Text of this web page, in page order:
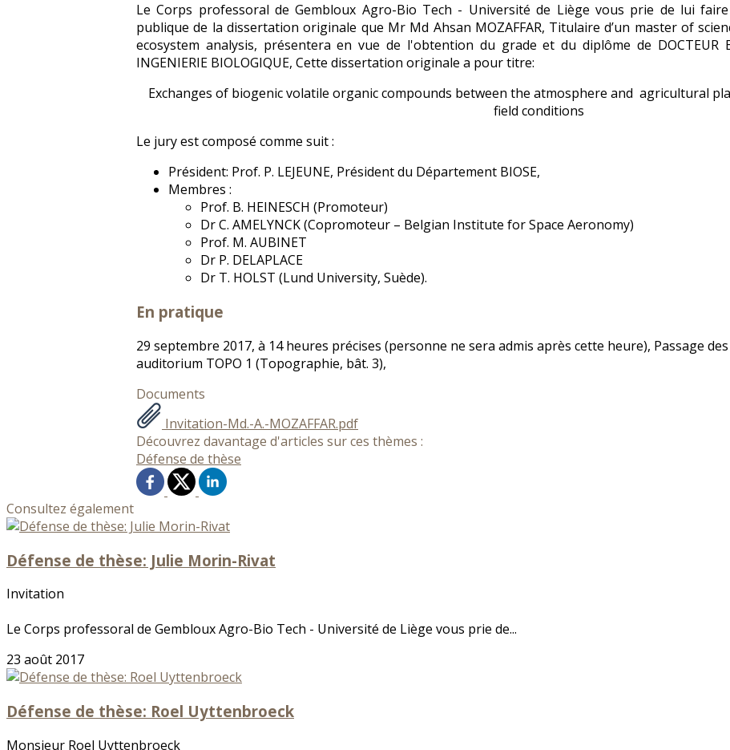
Le Corps professoral de Gembloux Agro-Bio Tech - Université de Liège vous prie de lui
publique de la dissertation originale que Mr Md Ahsan MOZAFFAR, Titulaire d’un master of
ecosystem analysis, présentera en vue de l'obtention du grade et du diplôme de DOCTEUR
INGENIERIE BIOLOGIQUE, Cette dissertation originale a pour titre:
Exchanges of biogenic volatile organic compounds between the atmosphere and agricultural
field conditions
Le jury est composé comme suit :
Président: Prof. P. LEJEUNE, Président du Département BIOSE,
Membres :
Prof. B. HEINESCH (Promoteur)
Dr C. AMELYNCK (Copromoteur – Belgian Institute for Space Aeronomy)
Prof. M. AUBINET
Dr P. DELAPLACE
Dr T. HOLST (Lund University, Suède).
En pratique
29 septembre 2017, à 14 heures précises (personne ne sera admis après cette heure), Passage
auditorium TOPO 1 (Topographie, bât. 3),
Documents
Invitation-Md.-A.-MOZAFFAR.pdf
Découvrez davantage d'articles sur ces thèmes :
Défense de thèse
Consultez également
Défense de thèse: Julie Morin-Rivat
Invitation
Le Corps professoral de Gembloux Agro-Bio Tech - Université de Liège vous prie de...
23 août 2017
Défense de thèse: Roel Uyttenbroeck
Monsieur Roel Uyttenbroeck